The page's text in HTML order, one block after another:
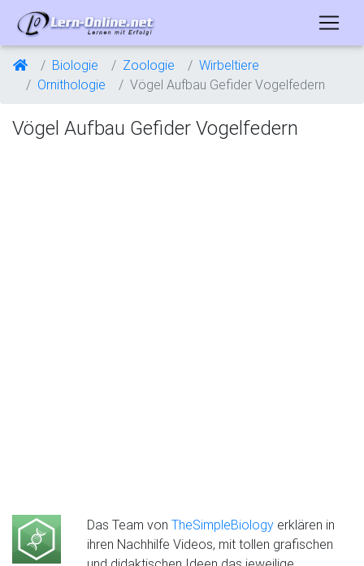
Biologie Zoologie
Wirbeltiere
Ornithologie
Vögel Aufbau Gefider Vogelfedern
Vögel Aufbau Gefider Vogelfedern
Das Team von TheSimpleBiology erklären in
ihren Nachhilfe Videos, mit tollen grafischen